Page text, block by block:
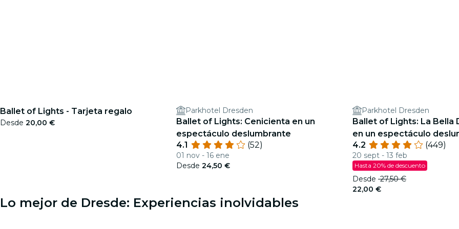
Ballet of Lights - Tarjeta regalo
Desde 20,00 €
Parkhotel Dresden
Ballet of Lights: Cenicienta en un
espectáculo deslumbrante
4.1
(52)
01 nov - 16 ene
Desde 24,50 €
Parkhotel Dresden
Ballet of Lights: La Bella
en un espectáculo
4.2
(449)
20 sept - 13 feb
Hasta 20% de descuento
Desde 27,50 €
22,00 €
Lo mejor de Dresde: Experiencias inolvidables